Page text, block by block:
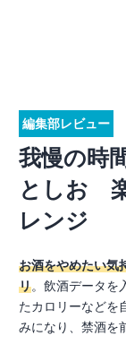
編集部レビュー
我慢の時
としお
レンジ
お酒をやめたい気
リ。飲酒データを
たカロリーなどを
みになり、禁酒を